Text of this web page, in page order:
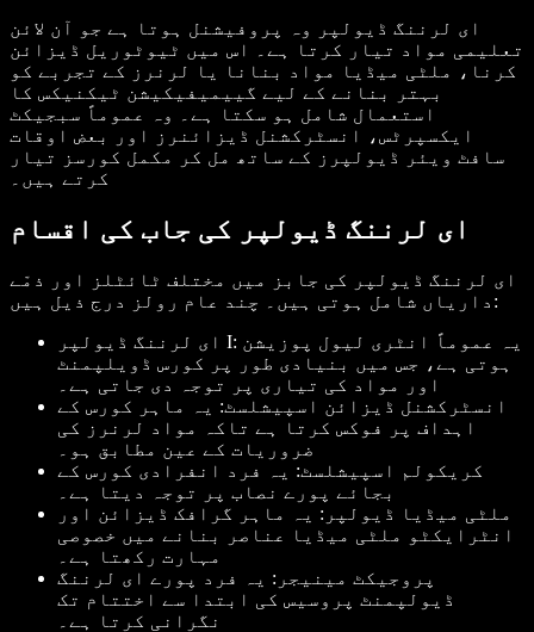
ای لرننگ ڈیولپر وہ پروفیشنل ہوتا ہے جو آن لائن
تعلیمی مواد تیار کرتا ہے۔ اس میں ٹیوٹوریل ڈیزائن
کرنا، ملٹی میڈیا مواد بنانا یا لرنرز کے تجربے کو
بہتر بنانے کے لیے گییمیفیکیشن ٹیکنیکس کا
استعمال شامل ہو سکتا ہے۔ وہ عموماً سبجیکٹ
ایکسپرٹس، انسٹرکشنل ڈیزائنرز اور بعض اوقات
سافٹ ویئر ڈیولپرز کے ساتھ مل کر مکمل کورسز تیار
کرتے ہیں۔
ای لرننگ ڈیولپر کی جاب کی اقسام
ای لرننگ ڈیولپر کی جابز میں مختلف ٹائٹلز اور ذمّے
داریاں شامل ہوتی ہیں۔ چند عام رولز درج ذیل ہیں:
ای لرننگ ڈیولپر I: یہ عموماً انٹری لیول پوزیشن
ہوتی ہے، جس میں بنیادی طور پر کورس ڈویلپمنٹ
اور مواد کی تیاری پر توجہ دی جاتی ہے۔
انسٹرکشنل ڈیزائن اسپیشلسٹ: یہ ماہر کورس کے
اہداف پر فوکس کرتا ہے تاکہ مواد لرنرز کی
ضروریات کے عین مطابق ہو۔
کریکولم اسپیشلسٹ: یہ فرد انفرادی کورس کے
بجائے پورے نصاب پر توجہ دیتا ہے۔
ملٹی میڈیا ڈیولپر: یہ ماہر گرافک ڈیزائن اور
انٹرایکٹو ملٹی میڈیا عناصر بنانے میں خصوصی
مہارت رکھتا ہے۔
پروجیکٹ مینیجر: یہ فرد پورے ای لرننگ
ڈیولپمنٹ پروسیس کی ابتدا سے اختتام تک
نگرانی کرتا ہے۔